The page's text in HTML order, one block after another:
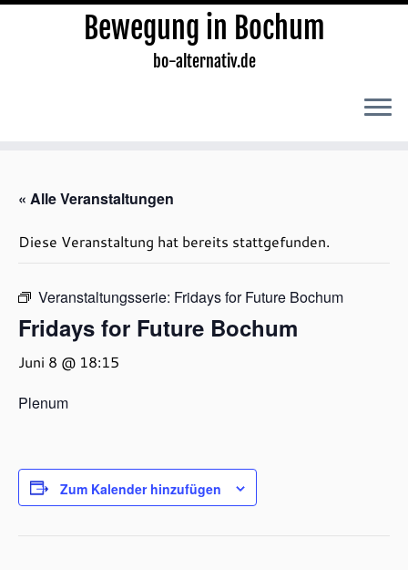
springen
Bewegung in Bochum
bo-alternativ.de
« Alle Veranstaltungen
Diese Veranstaltung hat bereits stattgefunden.
Veranstaltungsserie: Fridays for Future Bochum
Fridays for Future Bochum
Juni 8 @ 18:15
Plenum
Zum Kalender hinzufügen